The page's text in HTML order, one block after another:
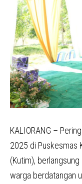
KALIORANG –
2025 di Puskesmas
(Kutim),
warga berdatangan